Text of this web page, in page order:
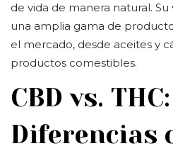
de vida de manera natural.
una amplia gama de
el mercado, desde aceites y
productos comestibles.
CBD vs. THC:
Diferencias